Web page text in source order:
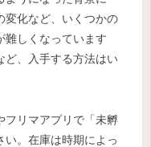
変化など、いくつかの
難しくなっています
ど、入手する方法はい
フリマアプリで「未孵
い。在庫は時期によっ